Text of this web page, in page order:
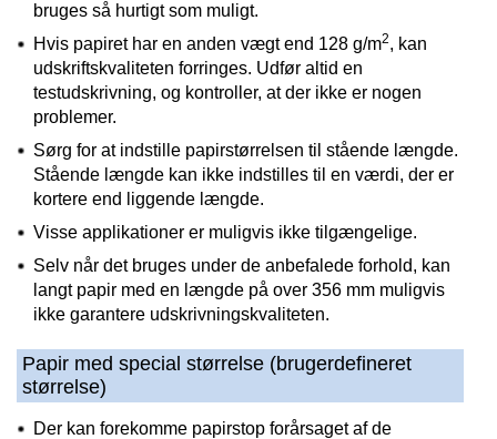
bruges så hurtigt som muligt.
Hvis papiret har en anden vægt end 128 g/m2, kan
udskriftskvaliteten forringes. Udfør altid en
testudskrivning, og kontroller, at der ikke er nogen
problemer.
Sørg for at indstille papirstørrelsen til stående længde.
Stående længde kan ikke indstilles til en værdi, der er
kortere end liggende længde.
Visse applikationer er muligvis ikke tilgængelige.
Selv når det bruges under de anbefalede forhold, kan
langt papir med en længde på over 356 mm muligvis
ikke garantere udskrivningskvaliteten.
Papir med special størrelse (brugerdefineret
størrelse)
Der kan forekomme papirstop forårsaget af de